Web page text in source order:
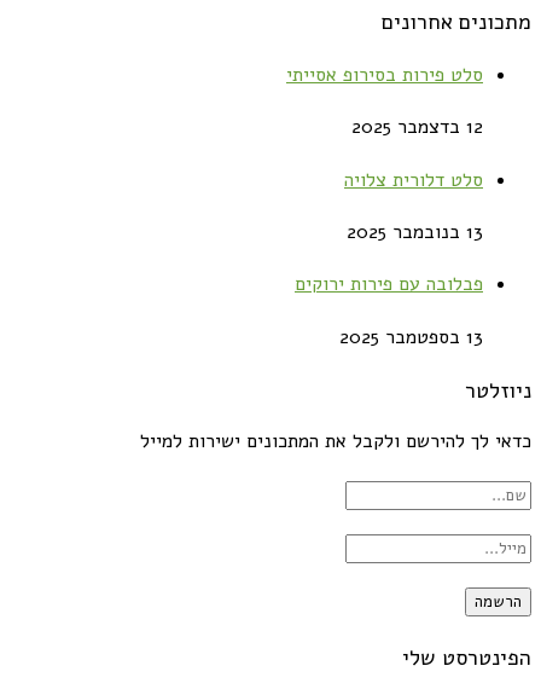
מתכונים אחרונים
סלט פירות בסירופ אסייתי
12 בדצמבר 2025
סלט דלורית צלויה
13 בנובמבר 2025
פבלובה עם פירות ירוקים
13 בספטמבר 2025
ניוזלטר
כדאי לך להירשם ולקבל את המתכונים ישירות למייל
הפינטרסט שלי